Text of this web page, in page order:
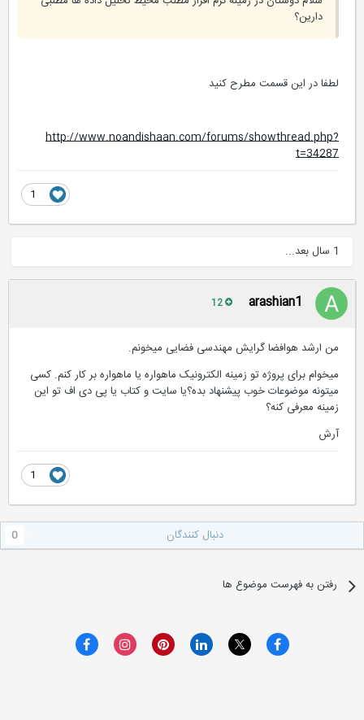
دارین؟
لطفا در این قسمت مطرح کنید
http://www.noandishaan.com/forums/showthread.php?
t=34287
arashian1
من ارشد هوافضا گرایش مهندسی فضایی میخونم.
میخوام برای پروژه تو زمینه الکترونیک ماهواره یا ماهواره بر کار کنم. کسی
میتونه موضوعات خوب پیشنهاد بده؟یا سایت و کتاب یا پی دی اف تو این
زمینه معرفی کنه؟
آرش
دنبال کنندگان
رفتن به فهرست موضوع ها